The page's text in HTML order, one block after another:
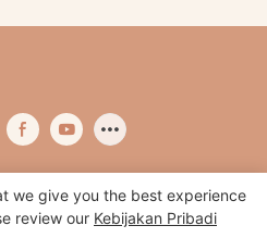
Muslim
| Peta Situs
we give you the best experience
review our Kebijakan Pribadi